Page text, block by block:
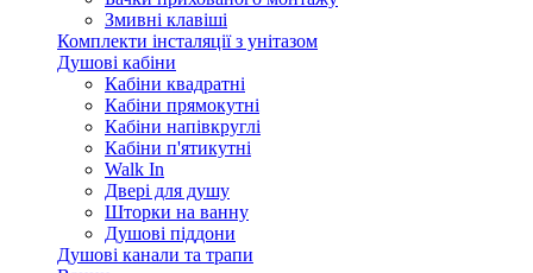
Змивні клавіші
Комплекти інсталяції з унітазом
Душові кабіни
Кабіни квадратні
Кабіни прямокутні
Кабіни напівкруглі
Кабіни п'ятикутні
Walk In
Двері для душу
Шторки на ванну
Душові піддони
Душові канали та трапи